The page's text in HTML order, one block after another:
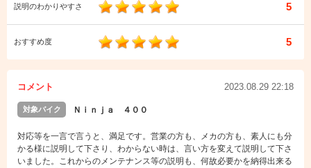
説明のわかりやすさ 5
おすすめ度 5
コメント 2023.08.29 22:18
対象バイク Ｎｉｎｊａ ４００
対応等を一言で言うと、満足です。営業の方も、メカの方も、素人にも分
かる様に説明して下さり、わからない時は、言い方を変えて説明して下さ
いました。これからのメンテナンス等の説明も、何故必要かを納得出来る